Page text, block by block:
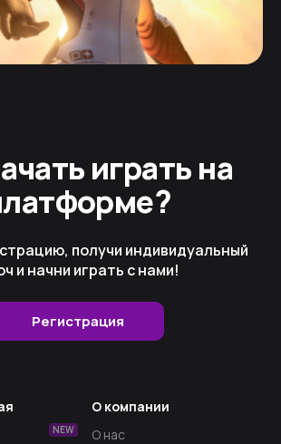
играть на
получи индивидуальный
и начни играть с нами!
Регистрация
NEW
О компании
О нас